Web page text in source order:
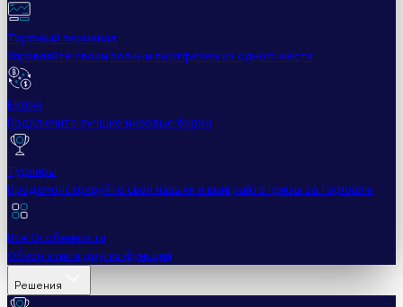
Торговый терминал
Управляйте своим полным портфелем из одного места
Биржи
Подключите лучшие мировые биржи
Турниры
Продемонстрируйте свои навыки и выиграйте призы за торговлю
Все Особенности
Обзор этих и других функций
Решения